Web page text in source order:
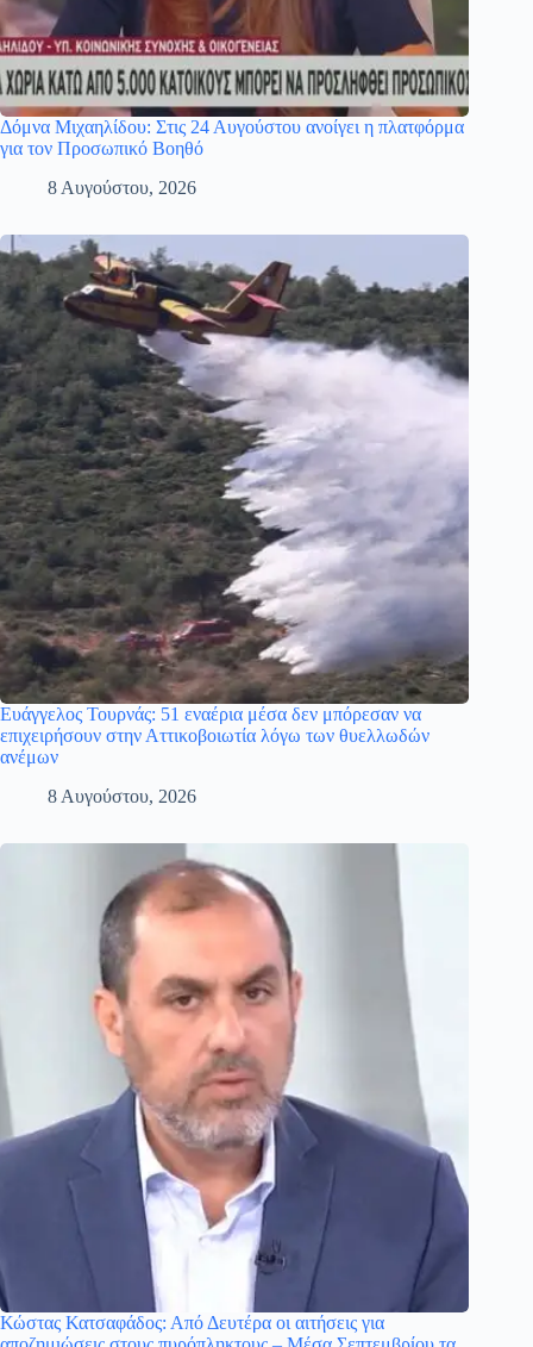
Δόμνα Μιχαηλίδου: Στις 24 Αυγούστου ανοίγει η πλατφόρμα
για τον Προσωπικό Βοηθό
8 Αυγούστου, 2026
Ευάγγελος Τουρνάς: 51 εναέρια μέσα δεν μπόρεσαν να
επιχειρήσουν στην Αττικοβοιωτία λόγω των θυελλωδών
ανέμων
8 Αυγούστου, 2026
Κώστας Κατσαφάδος: Από Δευτέρα οι αιτήσεις για